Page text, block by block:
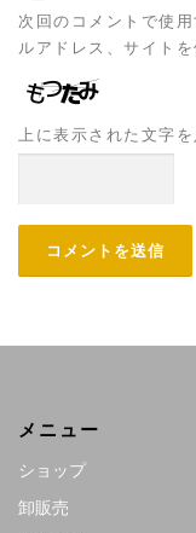
次回のコメントで使
ルアドレス、サイトを
上に表示された文字を
メニュー
ショップ
卸販売